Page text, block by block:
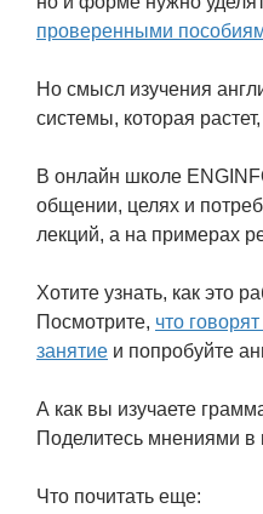
проверенными
Но смысл изучения
системы, которая
В онлайн школе
общении, целях и
лекций, а на примерах
Хотите узнать, как это
Посмотрите, что
занятие и попробуйте
А как вы изучаете
Поделитесь мнениями в
Что почитать еще: